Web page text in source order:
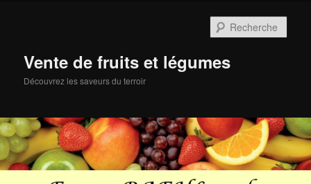
Vente de fruits et légumes
Découvrez les saveurs du terroir